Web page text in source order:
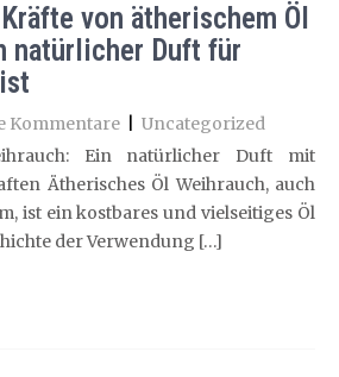
von ätherischem Öl
natürlicher Duft für
Kommentare
Uncategorized
Ein natürlicher Duft mit
Ätherisches Öl Weihrauch, auch
ist ein kostbares und vielseitiges Öl
der Verwendung […]